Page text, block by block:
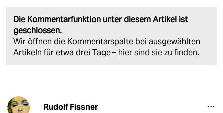
Die Kommentarfunktion unter diesem Artikel ist
geschlossen.
Wir öffnen die Kommentarspalte bei ausgewählten
Artikeln für etwa drei Tage – hier sind sie zu finden.
Rudolf Fissner